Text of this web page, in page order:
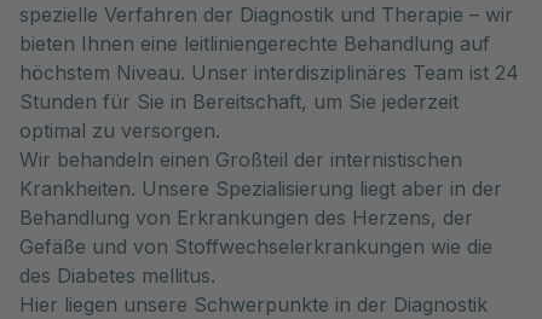
spezielle Verfahren der Diagnostik und Therapie – wir
bieten Ihnen eine leitliniengerechte Behandlung auf
höchstem Niveau. Unser interdisziplinäres Team ist 24
Stunden für Sie in Bereitschaft, um Sie jederzeit
optimal zu versorgen.
Wir behandeln einen Großteil der internistischen
Krankheiten. Unsere Spezialisierung liegt aber in der
Behandlung von Erkrankungen des Herzens, der
Gefäße und von Stoffwechselerkrankungen wie die
des Diabetes mellitus.
Hier liegen unsere Schwerpunkte in der Diagnostik